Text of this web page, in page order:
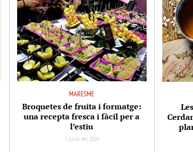
MARESME
Broquetes de fruita i formatge:
una recepta fresca i fàcil per a
l’estiu
3 juliol del 2026